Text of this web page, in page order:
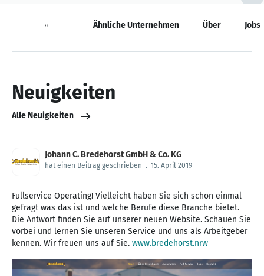
Neuigkeiten Ähnliche Unternehmen Über Jobs
Neuigkeiten
Alle Neuigkeiten
Johann C. Bredehorst GmbH & Co. KG
hat einen Beitrag geschrieben . 15. April 2019
Fullservice Operating! Vielleicht haben Sie sich schon einmal
gefragt was das ist und welche Berufe diese Branche bietet.
Die Antwort finden Sie auf unserer neuen Website. Schauen Sie
vorbei und lernen Sie unseren Service und uns als Arbeitgeber
kennen. Wir freuen uns auf Sie. www.bredehorst.nrw